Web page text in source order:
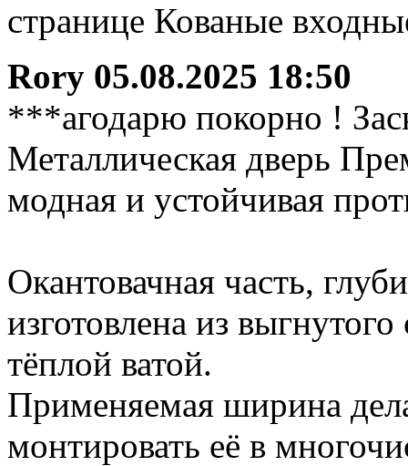
странице Кованые
Rory 05.08.2025 18:50
***агодарю покорно !
Металлическая дверь
модная и устойчивая
Окантовачная часть,
изготовлена из
тёплой ватой.
Применяемая ширина
монтировать её в